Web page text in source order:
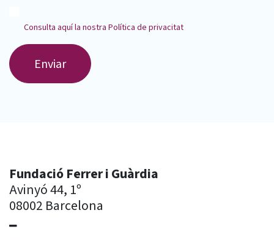
Consulta aquí la nostra Política de privacitat
Enviar
Fundació Ferrer i Guàrdia
Avinyó 44, 1º
08002 Barcelona